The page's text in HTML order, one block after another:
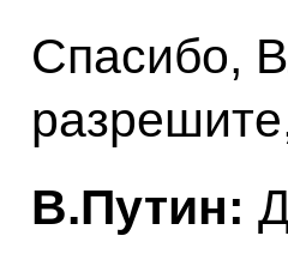
Спасибо,
В.Путин: